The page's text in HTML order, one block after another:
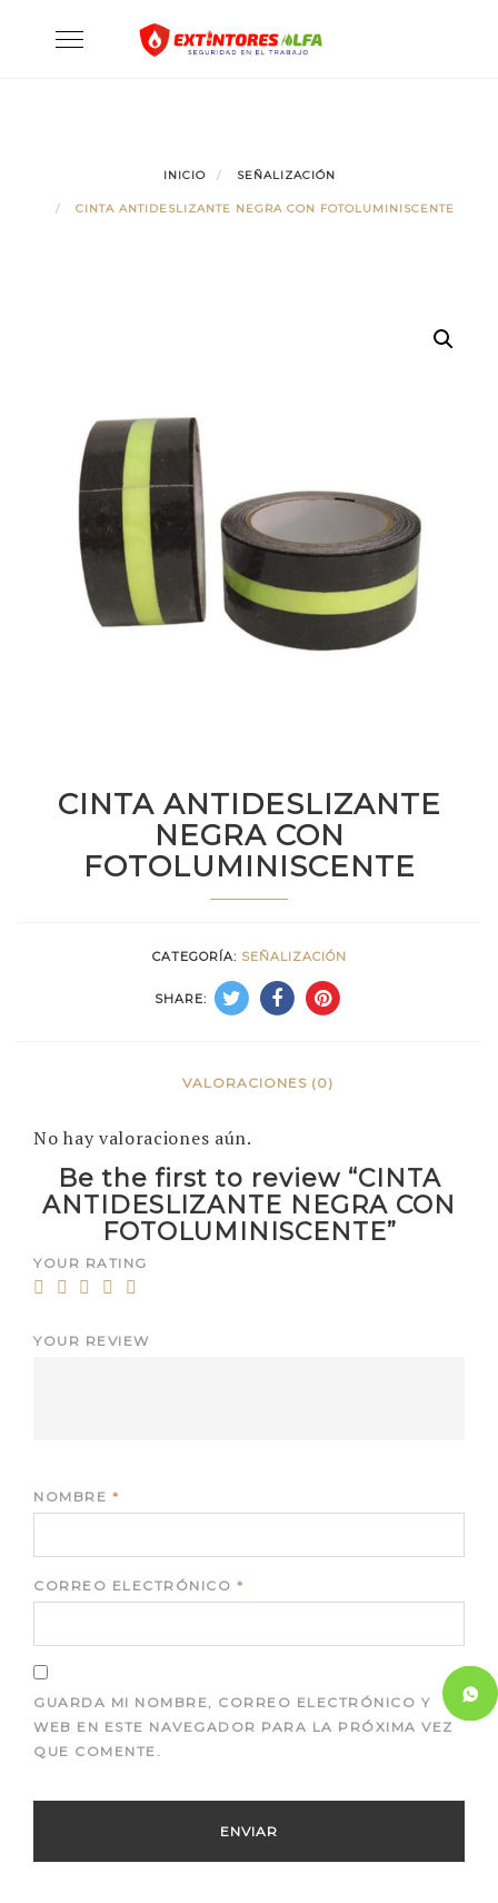
Toggle
navigation
INICIO SEÑALIZACIÓN
CINTA ANTIDESLIZANTE NEGRA CON FOTOLUMINISCENTE
CINTA ANTIDESLIZANTE
NEGRA CON
FOTOLUMINISCENTE
CATEGORÍA: SEÑALIZACIÓN
SHARE:
VALORACIONES (0)
No hay valoraciones aún.
Be the first to review “CINTA
ANTIDESLIZANTE NEGRA CON
FOTOLUMINISCENTE”
YOUR RATING
YOUR REVIEW
NOMBRE *
CORREO ELECTRÓNICO *
GUARDA MI NOMBRE, CORREO ELECTRÓNICO Y
WEB EN ESTE NAVEGADOR PARA LA PRÓXIMA VEZ
QUE COMENTE.